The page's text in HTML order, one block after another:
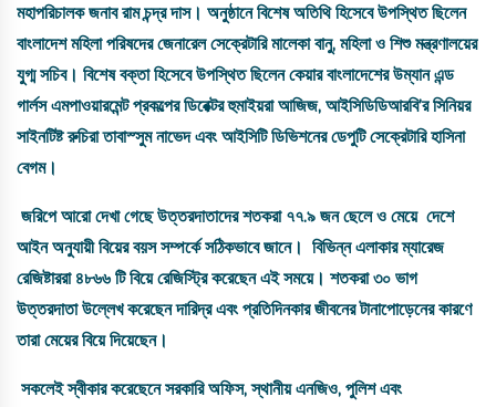
মহাপরিচালকজনাবরামচন্দ্রদাস। অনুষ্ঠানেবিশেষঅতিথিহিসেবেউপস্থিতছিলেন
বাংলাদেশমহিলাপরিষদেরজেনারেলসেক্রেটারিমালেকাবানু,মহিলাওশিশুমন্ত্রণালয়ের
যুগ্মসচিব। বিশেষবক্তাহিসেবেউপস্থিতছিলেনকেয়ারবাংলাদেশেরউম্যানএন্ড
গার্লসএমপাওয়ারমেন্টপ্রকল্পেরডিরেক্টরহুমাইয়রাআজিজ,আইসিডিডিআরবি’রসিনিয়র
সাইনটিষ্টরুচিরাতাবাস্সুমনাভেদএবংআইসিটিডিভিশনেরডেপুটিসেক্রেটারিহাসিনা
বেগম।
জরিপেআরোদেখাগেছেউত্তরদাতাদেরশতকরা ৭৭.৯জনছেলেওমেয়ে দেশে
আইনঅনুযায়ীবিয়েরবয়সসম্পর্কেসঠিকভাবেজানে। বিভিন্নএলাকারম্যারেজ
রেজিষ্টাররা ৪৮৬৬টিবিয়েরেজিস্ট্রিকরেছেনএইসময়ে। শতকরা৩০ভাগ
উত্তরদাতাউল্লেখকরেছেনদারিদ্রএবংপ্রতিদিনকারজীবনেরটানাপোড়েনেরকারণে
তারামেয়েরবিয়েদিয়েছেন।
সকলেইস্বীকারকরেছেনেসরকারিঅফিস,স্থানীয়এনজিও,পুলিশএবং